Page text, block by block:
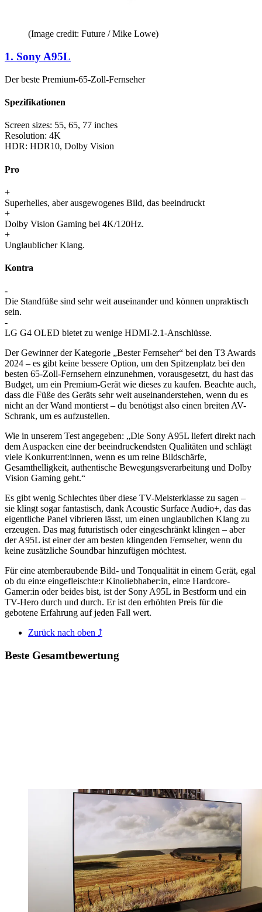
(Image credit: Future / Mike Lowe)
1. Sony A95L
Der beste Premium-65-Zoll-Fernseher
Spezifikationen
Screen sizes: 55, 65, 77 inches
Resolution: 4K
HDR: HDR10, Dolby Vision
Pro
+
Superhelles, aber ausgewogenes Bild, das beeindruckt
+
Dolby Vision Gaming bei 4K/120Hz.
+
Unglaublicher Klang.
Kontra
-
Die Standfüße sind sehr weit auseinander und können unpraktisch
sein.
-
LG G4 OLED bietet zu wenige HDMI-2.1-Anschlüsse.
Der Gewinner der Kategorie „Bester Fernseher“ bei den T3 Awards
2024 – es gibt keine bessere Option, um den Spitzenplatz bei den
besten 65-Zoll-Fernsehern einzunehmen, vorausgesetzt, du hast das
Budget, um ein Premium-Gerät wie dieses zu kaufen. Beachte auch,
dass die Füße des Geräts sehr weit auseinanderstehen, wenn du es
nicht an der Wand montierst – du benötigst also einen breiten AV-
Schrank, um es aufzustellen.
Wie in unserem Test angegeben: „Die Sony A95L liefert direkt nach
dem Auspacken eine der beeindruckendsten Qualitäten und schlägt
viele Konkurrent:innen, wenn es um reine Bildschärfe,
Gesamthelligkeit, authentische Bewegungsverarbeitung und Dolby
Vision Gaming geht.“
Es gibt wenig Schlechtes über diese TV-Meisterklasse zu sagen –
sie klingt sogar fantastisch, dank Acoustic Surface Audio+, das das
eigentliche Panel vibrieren lässt, um einen unglaublichen Klang zu
erzeugen. Das mag futuristisch oder eingeschränkt klingen – aber
der A95L ist einer der am besten klingenden Fernseher, wenn du
keine zusätzliche Soundbar hinzufügen möchtest.
Für eine atemberaubende Bild- und Tonqualität in einem Gerät, egal
ob du ein:e eingefleischte:r Kinoliebhaber:in, ein:e Hardcore-
Gamer:in oder beides bist, ist der Sony A95L in Bestform und ein
TV-Hero durch und durch. Er ist den erhöhten Preis für die
gebotene Erfahrung auf jeden Fall wert.
Zurück nach oben ⤴
Beste Gesamtbewertung